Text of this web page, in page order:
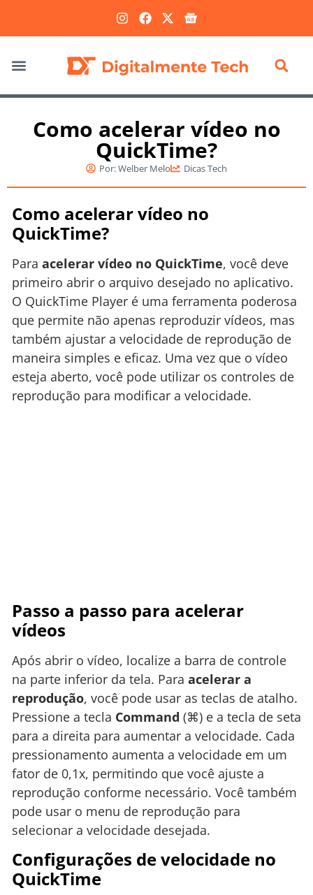
Como acelerar vídeo no
QuickTime?
Por:Welber Melo Dicas Tech
Como acelerar vídeo no
QuickTime?
Para acelerar vídeo no QuickTime, você deve
primeiro abrir o arquivo desejado no aplicativo.
O QuickTime Player é uma ferramenta poderosa
que permite não apenas reproduzir vídeos, mas
também ajustar a velocidade de reprodução de
maneira simples e eficaz. Uma vez que o vídeo
esteja aberto, você pode utilizar os controles de
reprodução para modificar a velocidade.
Passo a passo para acelerar
vídeos
Após abrir o vídeo, localize a barra de controle
na parte inferior da tela. Para acelerar a
reprodução, você pode usar as teclas de atalho.
Pressione a tecla Command (⌘) e a tecla de seta
para a direita para aumentar a velocidade. Cada
pressionamento aumenta a velocidade em um
fator de 0,1x, permitindo que você ajuste a
reprodução conforme necessário. Você também
pode usar o menu de reprodução para
selecionar a velocidade desejada.
Configurações de velocidade no
QuickTime